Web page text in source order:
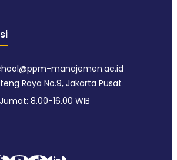
manajemen.ac.id
Raya No.9, Jakarta Pusat
8.00-16.00 WIB